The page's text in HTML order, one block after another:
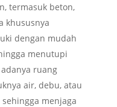
termasuk beton,
khususnya
dengan mudah
menutupi
ruang
air, debu, atau
menjaga